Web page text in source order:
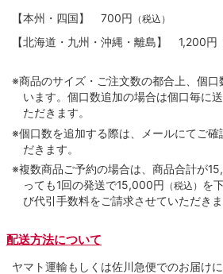
【本州・四国】 700円 （税込）
【北海道・九州・沖縄・離島】 1,200円
※商品のサイズ・ご注文数の都合上、個
います。個口数追加の場合は個口毎に
ただきます。
※個口数を追加する際は、メールにてご確
だきます。
※複数商品ご予約の場合は、商品合計が
っても1回の発送で15,000円 （税込） を
び代引手数料をご請求させていただきま
配送方法について
ヤマト運輸もしくは佐川急便でのお届けに